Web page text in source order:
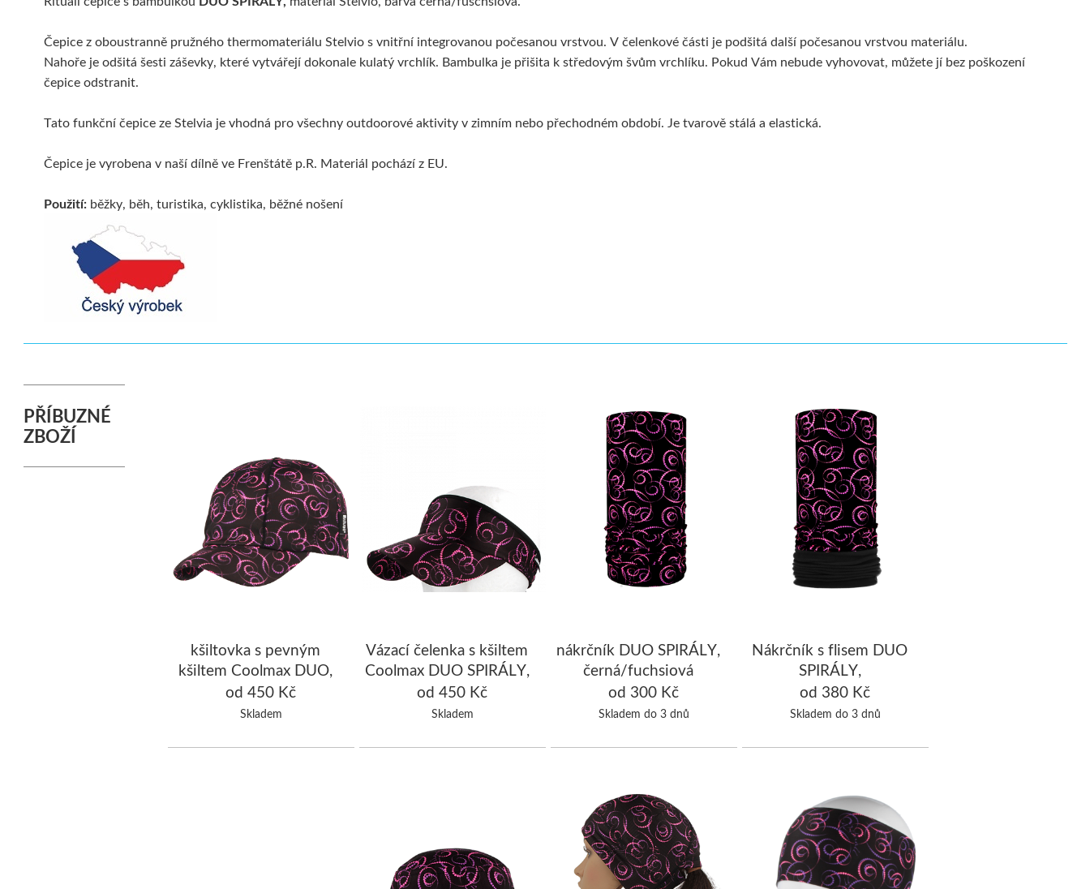
Čepice z oboustranně pružného thermomateriálu Stelvio s vnitřní integrovanou počesanou vrstvou. V čelenkové části je podšitá další počesanou vrstvou materiálu.
Nahoře je odšitá šesti záševky, které vytvářejí dokonale kulatý vrchlík. Bambulka je přišita k středovým švům vrchlíku. Pokud Vám nebude vyhovovat, můžete jí bez poškození
čepice odstranit.
Tato funkční čepice ze Stelvia je vhodná pro všechny outdoorové aktivity v zimním nebo přechodném období. Je tvarově stálá a elastická.
Čepice je vyrobena v naší dílně ve Frenštátě p.R. Materiál pochází z EU.
Použití: běžky, běh, turistika, cyklistika, běžné nošení
PŘÍBUZNÉ
ZBOŽÍ
kšiltovka s pevným
kšiltem Coolmax DUO,
černá/fuchsiová
od 450 Kč
Skladem
Vázací čelenka s kšiltem
Coolmax DUO SPIRÁLY,
černá/fuchsiová
od 450 Kč
Skladem
nákrčník DUO SPIRÁLY,
černá/fuchsiová
od 300 Kč
Skladem do 3 dnů
Nákrčník s flisem DUO
SPIRÁLY,
černá/fuchsiová
od 380 Kč
Skladem do 3 dnů